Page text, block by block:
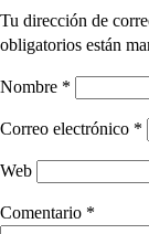
Tu dirección de
obligatorios están
Nombre *
Correo electrónico *
Web
Comentario *